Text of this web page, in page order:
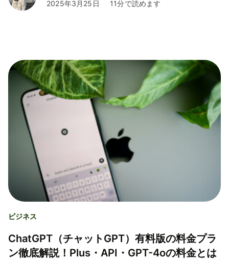
2025年3月25日 11分で読めます
ビジネス
ChatGPT（チャットGPT）有料版の料金プラ
ン徹底解説！Plus・API・GPT-4oの料金とは